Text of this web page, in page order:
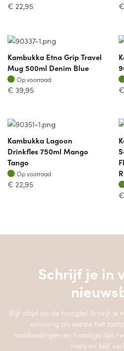
€ 22,95 €
Kambukka Etna Grip Travel
Mug 500ml Denim Blue
Op voorraad
Op voorraad
€ 39,95 €
Kambukka Lagoon
Drinkfles 750ml Mango
Tango
Op voorraad
Op voorraad
€ 22,95
€
Schrijf je in
Blijf altijd op de hoogte! Schrijf je
ontvang als eerste het
aanbiedingen en handige tips
niets en blijf